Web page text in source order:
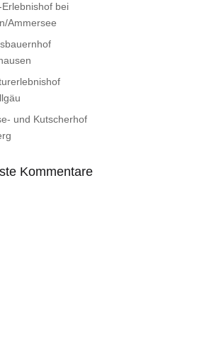
Erlebnishof bei
Ammersee
und Kutscherhof
Kommentare